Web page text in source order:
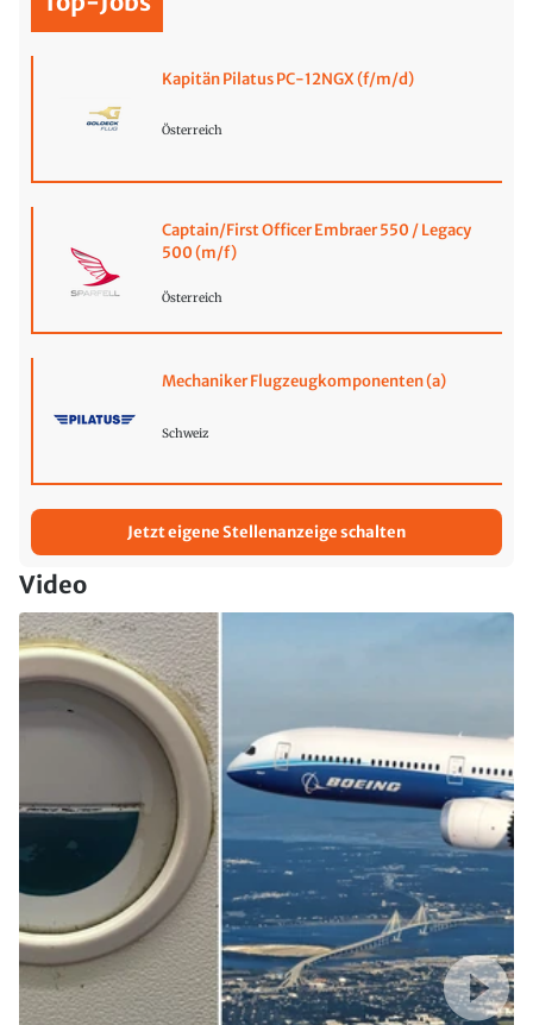
Kapitän Pilatus PC-12NGX (f/m/d)
Österreich
Captain/First Officer Embraer 550 / Legacy
500 (m/f)
Österreich
Mechaniker Flugzeugkomponenten (a)
Schweiz
Jetzt eigene Stellenanzeige schalten
Video